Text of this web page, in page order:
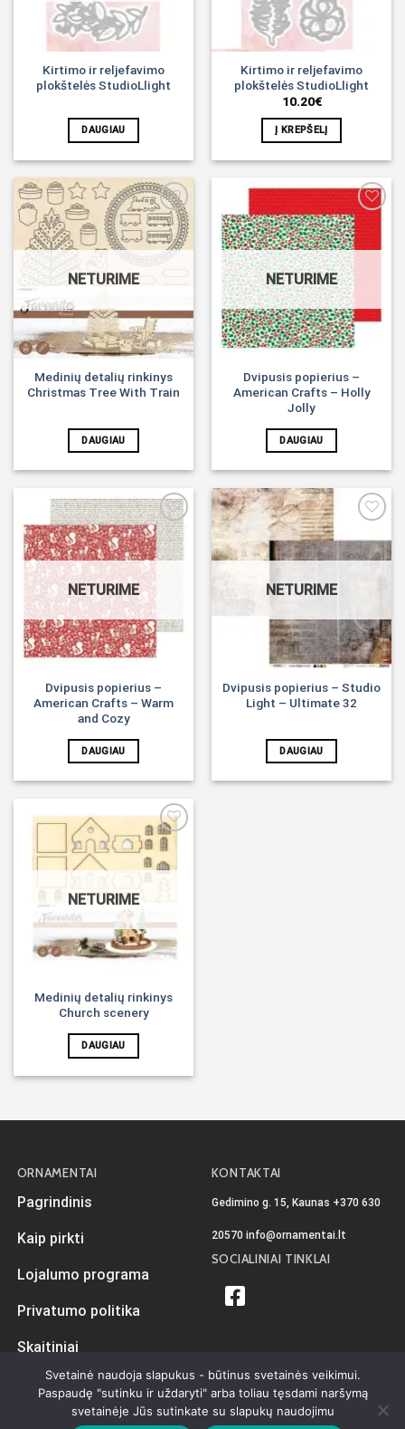
Kirtimo ir reljefavimo
plokštelės StudioLlight
DAUGIAU
Kirtimo ir reljefavimo
plokštelės StudioLlight
10.20€
Į KREPŠELĮ
NETURIME
Medinių detalių rinkinys
Christmas Tree With Train
DAUGIAU
NETURIME
Dvipusis popierius –
American Crafts – Holly
Jolly
DAUGIAU
NETURIME
Dvipusis popierius –
American Crafts – Warm
and Cozy
DAUGIAU
NETURIME
Dvipusis popierius – Studio
Light – Ultimate 32
DAUGIAU
NETURIME
Medinių detalių rinkinys
Church scenery
DAUGIAU
ORNAMENTAI
Pagrindinis
Kaip pirkti
Lojalumo programa
Privatumo politika
Skaitiniai
KONTAKTAI
Gedimino g. 15, Kaunas +370 630
20570 info@ornamentai.lt
SOCIALINIAI TINKLAI
iKiwi.ltVisos teisės priklauso Ornamentai.lt © 2026
Svetainė naudoja slapukus - būtinus svetainės veikimui.
Paspaudę "sutinku ir uždaryti" arba toliau tęsdami naršymą
svetainėje Jūs sutinkate su slapukų naudojimu